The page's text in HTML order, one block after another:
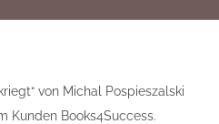
von Michal Pospieszalski
Kunden Books4Success.